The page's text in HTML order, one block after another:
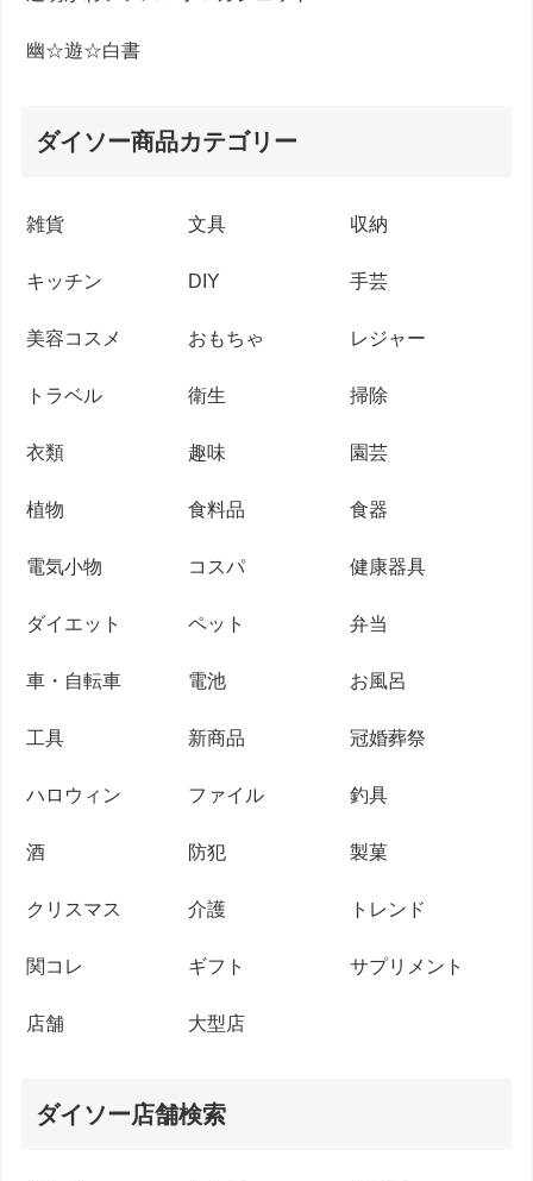
幽☆遊☆白書
ダイソー商品カテゴリー
雑貨 文具 収納
キッチン DIY 手芸
美容コスメ おもちゃ レジャー
トラベル 衛生 掃除
衣類 趣味 園芸
植物 食料品 食器
電気小物 コスパ 健康器具
ダイエット ペット 弁当
車・自転車 電池 お風呂
工具 新商品 冠婚葬祭
ハロウィン ファイル 釣具
酒 防犯 製菓
クリスマス 介護 トレンド
関コレ ギフト サプリメント
店舗 大型店
ダイソー店舗検索